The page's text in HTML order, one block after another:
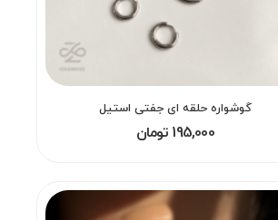
گوشواره حلقه ای جفتی استیل
195,000 تومان